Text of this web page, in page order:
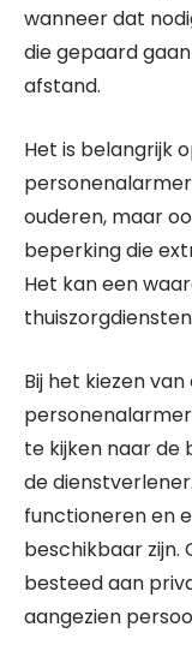
wanneer dat
die gepaard
afstand.
Het is belangrijk
ouderen, maar
beperking die
Het kan een
Bij het kiezen van
te kijken naar de
de
functioneren en
beschikbaar
besteed aan
aangezien